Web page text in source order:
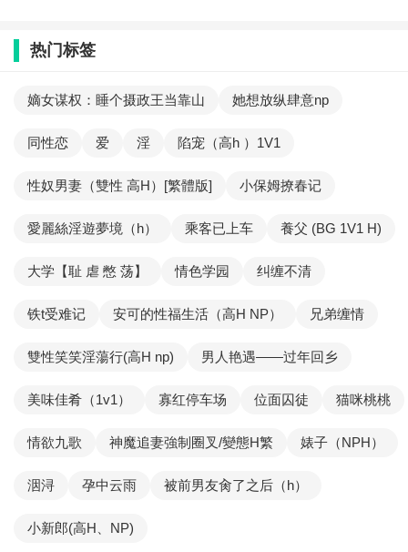
热门标签
嫡女谋权：睡个摄政王当靠山 她想放纵肆意np
同性恋 爱 淫 陷宠（高h ）1V1
性奴男妻（雙性 高H）[繁體版] 小保姆撩春记
愛麗絲淫遊夢境（h） 乘客已上车 養父 (BG 1V1 H)
大学【耻 虐 憋 荡】 情色学园 纠缠不清
铁t受难记 安可的性福生活（高H NP） 兄弟缠情
雙性笑笑淫蕩行(高H np) 男人艳遇——过年回乡
美味佳肴（1v1） 寡红停车场 位面囚徒 猫咪桃桃
情欲九歌 神魔追妻強制圈叉/變態H繁 婊子（NPH）
洇浔 孕中云雨 被前男友肏了之后（h）
小新郎(高H、NP)